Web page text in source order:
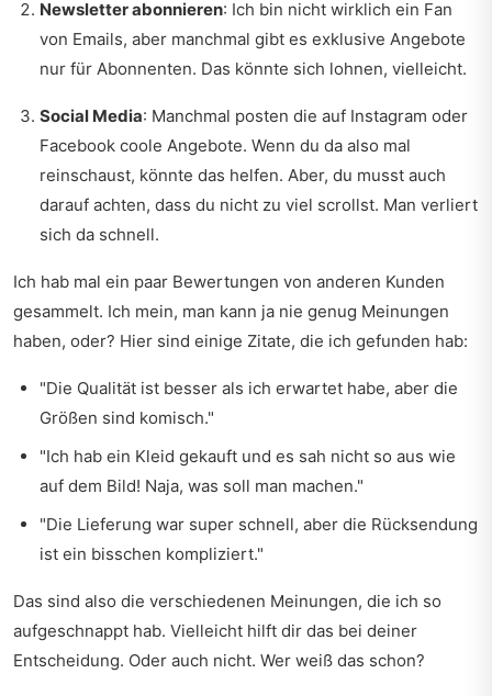
Newsletter abonnieren: Ich bin nicht wirklich ein Fan
von Emails, aber manchmal gibt es exklusive Angebote
nur für Abonnenten. Das könnte sich lohnen, vielleicht.
Social Media: Manchmal posten die auf Instagram oder
Facebook coole Angebote. Wenn du da also mal
reinschaust, könnte das helfen. Aber, du musst auch
darauf achten, dass du nicht zu viel scrollst. Man verliert
sich da schnell.
Ich hab mal ein paar Bewertungen von anderen Kunden
gesammelt. Ich mein, man kann ja nie genug Meinungen
haben, oder? Hier sind einige Zitate, die ich gefunden hab:
"Die Qualität ist besser als ich erwartet habe, aber die
Größen sind komisch."
"Ich hab ein Kleid gekauft und es sah nicht so aus wie
auf dem Bild! Naja, was soll man machen."
"Die Lieferung war super schnell, aber die Rücksendung
ist ein bisschen kompliziert."
Das sind also die verschiedenen Meinungen, die ich so
aufgeschnappt hab. Vielleicht hilft dir das bei deiner
Entscheidung. Oder auch nicht. Wer weiß das schon?